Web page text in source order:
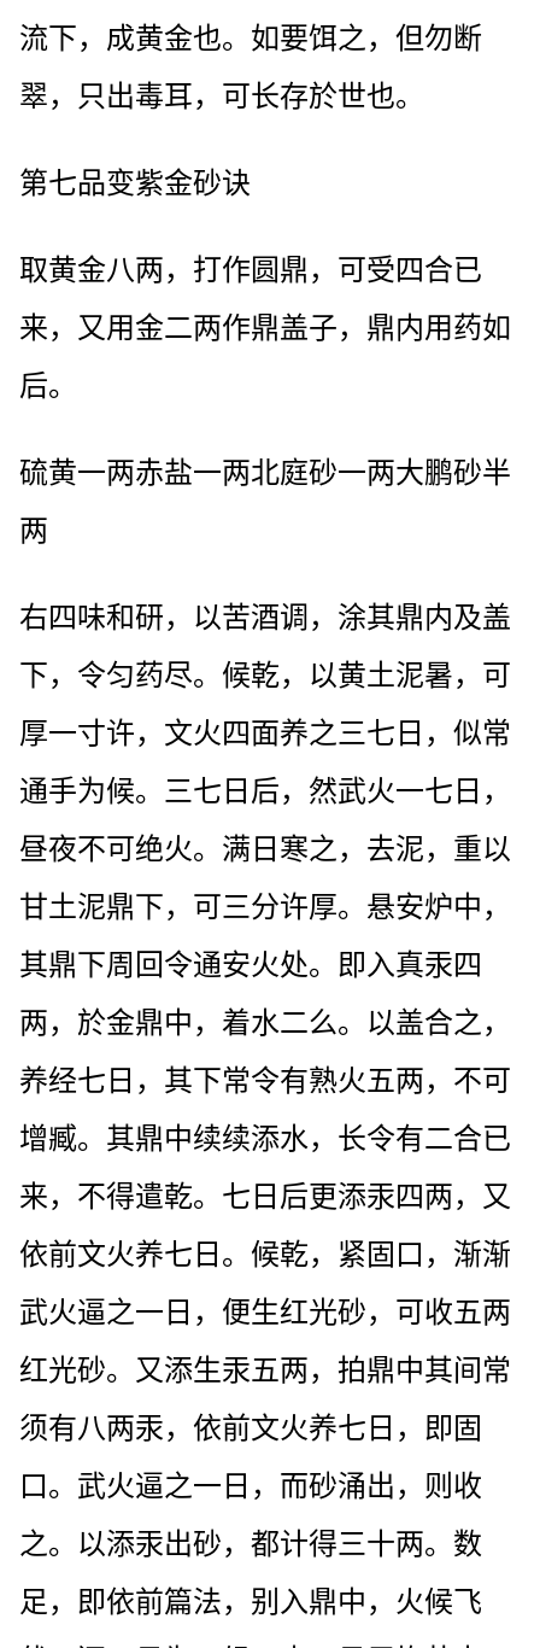
流下，成黄金也。如要饵之，但勿断
翠，只出毒耳，可长存於世也。
第七品变紫金砂诀
取黄金八两，打作圆鼎，可受四合已
来，又用金二两作鼎盖子，鼎内用药如
后。
硫黄一两赤盐一两北庭砂一两大鹏砂半
两
右四味和研，以苦酒调，涂其鼎内及盖
下，令匀药尽。候乾，以黄土泥暑，可
厚一寸许，文火四面养之三七日，似常
通手为候。三七日后，然武火一七日，
昼夜不可绝火。满日寒之，去泥，重以
甘土泥鼎下，可三分许厚。悬安炉中，
其鼎下周回令通安火处。即入真汞四
两，於金鼎中，着水二么。以盖合之，
养经七日，其下常令有熟火五两，不可
增臧。其鼎中续续添水，长令有二合已
来，不得遣乾。七日后更添汞四两，又
依前文火养七日。候乾，紧固口，渐渐
武火逼之一日，便生红光砂，可收五两
红光砂。又添生汞五两，拍鼎中其间常
须有八两汞，依前文火养七日，即固
口。武火逼之一日，而砂涌出，则收
之。以添汞出砂，都计得三十两。数
足，即依前篇法，别入鼎中，火候飞